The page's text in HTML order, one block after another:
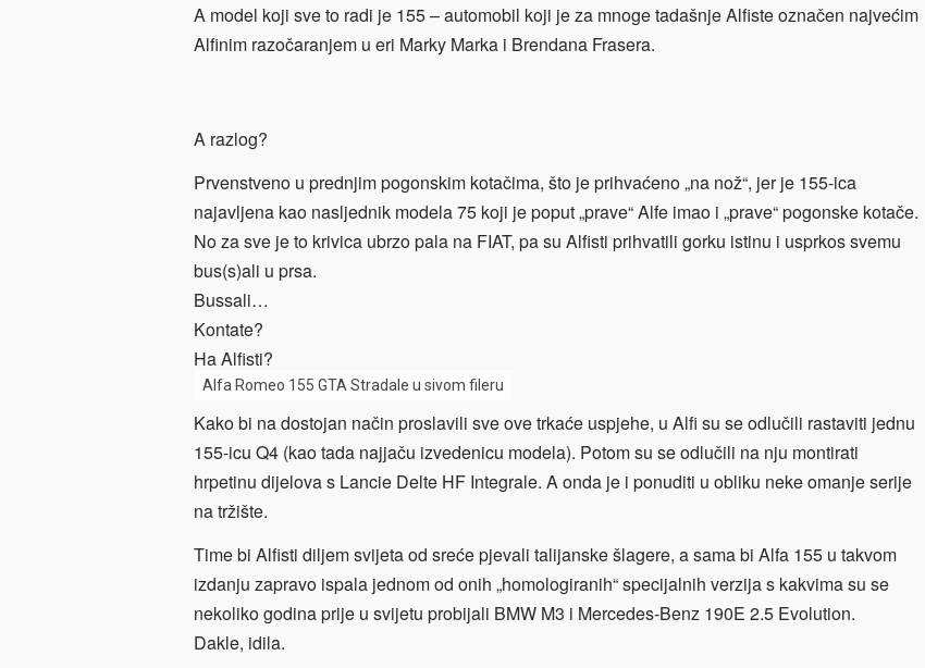
A model koji sve to radi je 155 – automobil koji je za mnoge tadašnje Alfiste označen najvećim
Alfinim razočaranjem u eri Marky Marka i Brendana Frasera.
A razlog?
Prvenstveno u prednjim pogonskim kotačima, što je prihvaćeno „na nož“, jer je 155-ica
najavljena kao nasljednik modela 75 koji je poput „prave“ Alfe imao i „prave“ pogonske kotače.
No za sve je to krivica ubrzo pala na FIAT, pa su Alfisti prihvatili gorku istinu i usprkos svemu
bus(s)ali u prsa.
Bussali…
Kontate?
Ha Alfisti?
Alfa Romeo 155 GTA Stradale u sivom fileru
Kako bi na dostojan način proslavili sve ove trkaće uspjehe, u Alfi su se odlučili rastaviti jednu
155-icu Q4 (kao tada najjaču izvedenicu modela). Potom su se odlučili na nju montirati
hrpetinu dijelova s Lancie Delte HF Integrale. A onda je i ponuditi u obliku neke omanje serije
na tržište.
Time bi Alfisti diljem svijeta od sreće pjevali talijanske šlagere, a sama bi Alfa 155 u takvom
izdanju zapravo ispala jednom od onih „homologiranih“ specijalnih verzija s kakvima su se
nekoliko godina prije u svijetu probijali BMW M3 i Mercedes-Benz 190E 2.5 Evolution.
Dakle, idila.